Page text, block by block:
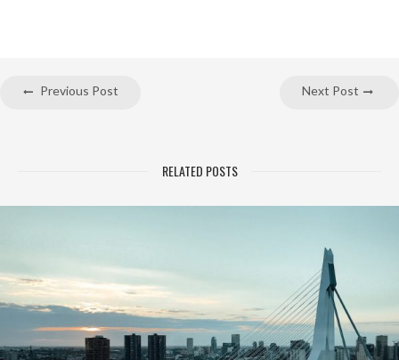
Previous Post Next Post
RELATED POSTS